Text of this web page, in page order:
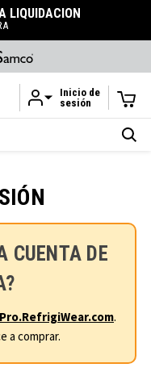
principal
LIQUIDACIÓN
Inicio de
sesión
CUENTA DE
Pro.RefrigiWear.com.
a comprar.